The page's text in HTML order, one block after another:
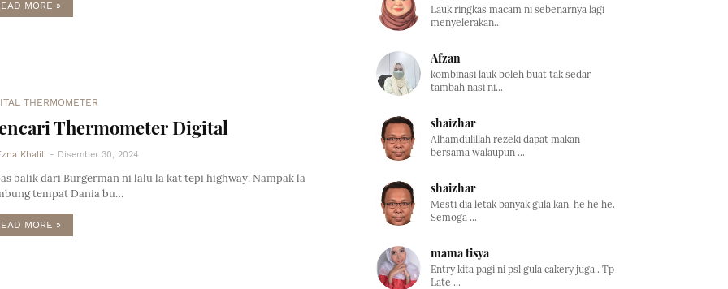
MORE »
THERMOMETER
Thermometer Digital
Khalili - Disember 30, 2024
balik dari Burgerman ni lalu la kat tepi highway. Nampak la
tempat Dania bu…
MORE »
Lauk ringkas macam ni sebenarnya lagi
menyelerakan...
Afzan
kombinasi lauk boleh buat tak sedar
tambah nasi ni...
shaizhar
Alhamdulillah rezeki dapat makan
bersama walaupun ...
shaizhar
Mesti dia letak banyak gula kan. he he he.
Semoga ...
mama tisya
Entry kita pagi ni psl gula cakery juga.. Tp
Late ...